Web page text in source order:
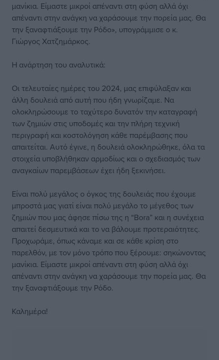
μανίκια. Είμαστε μικροί απέναντι στη φύση αλλά όχι
απέναντι στην ανάγκη να χαράσουμε την πορεία μας. Θα
την ξαναφτιάξουμε την Ρόδο», υπογράμμισε ο κ.
Γιώργος Χατζημάρκος.
Η ανάρτηση του αναλυτικά:
Οι τελευταίες ημέρες του 2024, μας επιφύλαξαν και
άλλη δουλειά από αυτή που ήδη γνωρίζαμε. Να
ολοκληρώσουμε το ταχύτερο δυνατόν την καταγραφή
των ζημιών στις υποδομές και την πλήρη τεχνική
περιγραφή και κοστολόγηση κάθε παρέμβασης που
απαιτείται. Αυτό έγινε, η δουλειά ολοκληρώθηκε, όλα τα
στοιχεία υποβλήθηκαν αρμοδίως και ο σχεδιασμός των
αναγκαίων παρεμβάσεων έχει ήδη ξεκινήσει.
Είναι πολύ μεγάλος ο όγκος της δουλειάς που έχουμε
μπροστά μας γιατί είναι πολύ μεγάλο το μέγεθος των
ζημιών που μας άφησε πίσω της η “Bora” και η συνέχεια
απαιτεί δεσμευτικά και το να βάλουμε προτεραιότητες.
Προχωράμε, όπως κάναμε και σε κάθε κρίση στο
παρελθόν, με τον μόνο τρόπο που ξέρουμε: σηκώνοντας
μανίκια. Είμαστε μικροί απέναντι στη φύση αλλά όχι
απέναντι στην ανάγκη να χαράσουμε την πορεία μας. Θα
την ξαναφτιάξουμε την Ρόδο.
Καλημέρα!